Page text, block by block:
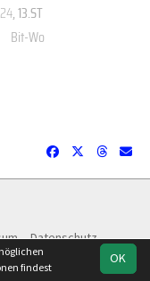
, 13.ST
Bit-Wo
Datenschutz
OK
findest